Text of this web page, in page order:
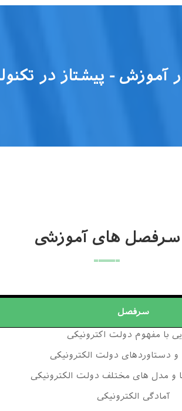
آموزش - پیشتاز در
سرفصل های آموزشی
سرفصل
با مفهوم دولت اکترونیکی
و دستاوردهای دولت الکترونیکی
و مدل های مختلف دولت الکترونیکی
آمادگی الکترونیکی